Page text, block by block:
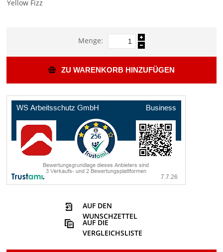
Yellow Fizz
Menge:
ZU WARENKORB HINZUFÜGEN
AUF DEN
WUNSCHZETTEL
AUF DIE
VERGLEICHSLISTE